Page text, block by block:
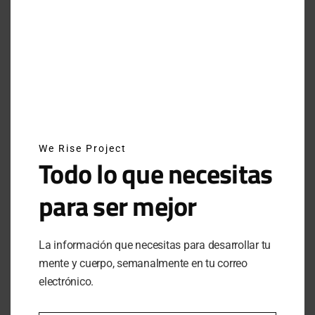
SUSCRÍBETE A NUESTRO NEWSLETTER
SUBSCRIBE
Al hacer clic en este botón, confirmas que has leído y
estas de acuerdo con nuestros términos de uso respecto al
almacenamiento de información enviada por esta forma.
We Rise Project
Todo lo que necesitas
para ser mejor
La información que necesitas para desarrollar tu
mente y cuerpo, semanalmente en tu correo
electrónico.